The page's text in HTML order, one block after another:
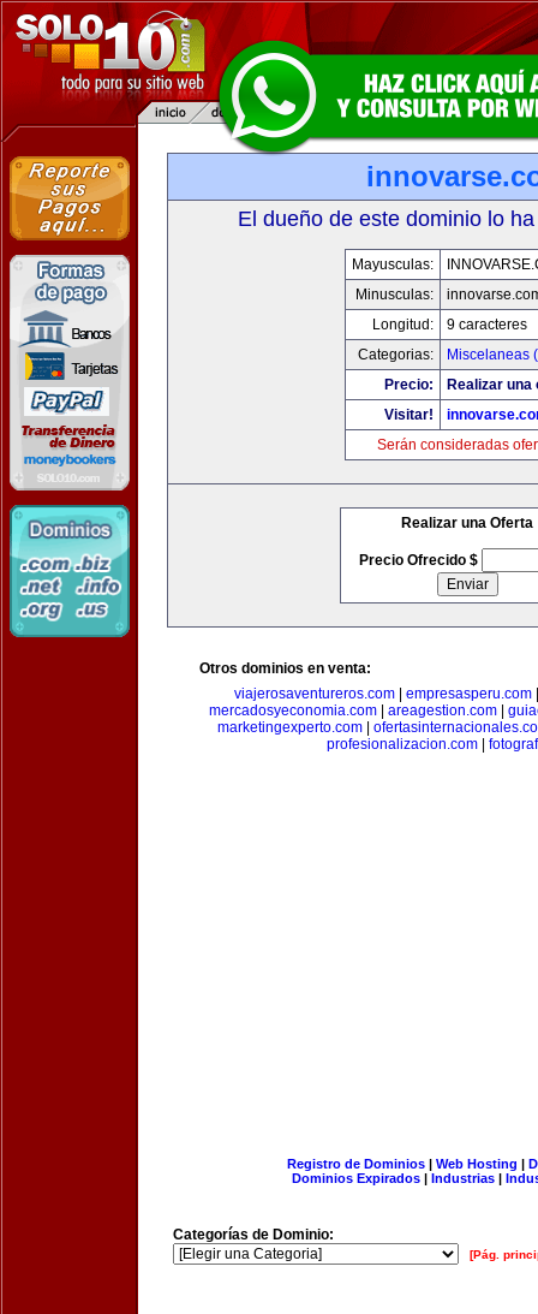
El dueño de este dominio lo
Mayusculas:
Minusculas:
Longitud:
9 caracteres
Categorias:
Miscelaneas
Precio:
Realizar una
Visitar!
Serán consideradas
Realizar una Oferta
Precio Ofrecido $
Otros dominios en venta:
viajerosaventureros.com| empresasperu.com
mercadosyeconomia.com
areagestion.com
marketingexperto.com
profesionalizacion.com|
Registro de Dominios| Web Hosting |
Dominios Expirados | Industrias |
Categorías de Dominio:
[Pág.